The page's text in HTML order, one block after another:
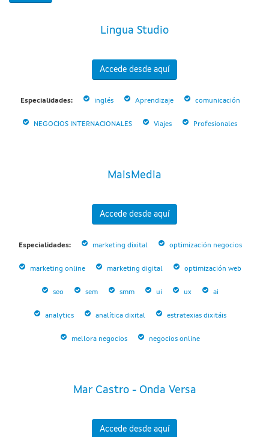
Lingua Studio
Accede desde aquí
Especialidades: inglés Aprendizaje comunicación
NEGOCIOS INTERNACIONALES Viajes Profesionales
MaisMedia
Accede desde aquí
Especialidades: marketing dixital optimización negocios
marketing online marketing digital optimización web
seo sem smm ui ux ai
analytics analítica dixital estratexias dixitáis
mellora negocios negocios online
Mar Castro - Onda Versa
Accede desde aquí